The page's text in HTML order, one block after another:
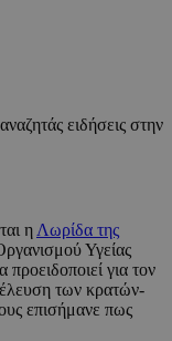
ειδήσεις στην
η Λωρίδα της
Υγείας
για τον
των κρατών-
επισήμανε πως